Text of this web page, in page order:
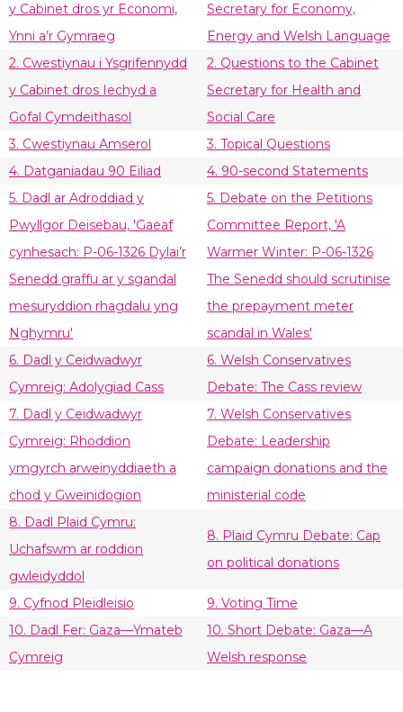
y Cabinet dros yr Economi,
Ynni a’r Gymraeg
Secretary for Economy,
Energy and Welsh Language
2. Cwestiynau i Ysgrifennydd
y Cabinet dros Iechyd a
Gofal Cymdeithasol
2. Questions to the Cabinet
Secretary for Health and
Social Care
3. Cwestiynau Amserol
3. Topical Questions
4. Datganiadau 90 Eiliad
4. 90-second Statements
5. Dadl ar Adroddiad y
Pwyllgor Deisebau, 'Gaeaf
cynhesach: P-06-1326 Dylai’r
Senedd graffu ar y sgandal
mesuryddion rhagdalu yng
Nghymru'
5. Debate on the Petitions
Committee Report, 'A
Warmer Winter: P-06-1326
The Senedd should scrutinise
the prepayment meter
scandal in Wales'
6. Dadl y Ceidwadwyr
Cymreig: Adolygiad Cass
6. Welsh Conservatives
Debate: The Cass review
7. Dadl y Ceidwadwyr
Cymreig: Rhoddion
ymgyrch arweinyddiaeth a
chod y Gweinidogion
7. Welsh Conservatives
Debate: Leadership
campaign donations and the
ministerial code
8. Dadl Plaid Cymru:
Uchafswm ar roddion
gwleidyddol
8. Plaid Cymru Debate: Cap
on political donations
9. Cyfnod Pleidleisio
9. Voting Time
10. Dadl Fer: Gaza—Ymateb
Cymreig
10. Short Debate: Gaza—A
Welsh response